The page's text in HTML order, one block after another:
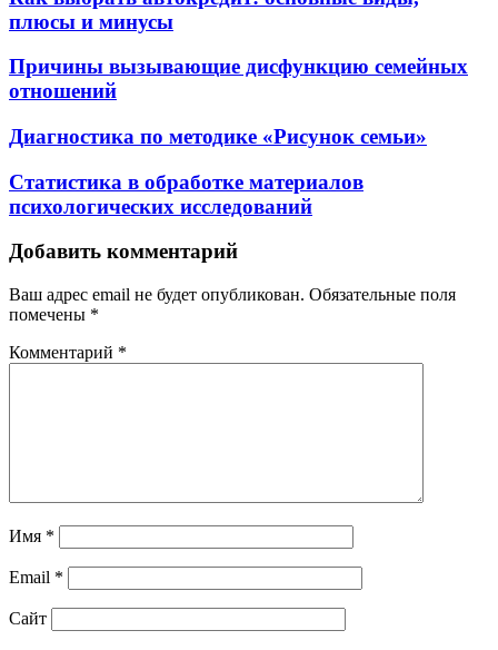
плюсы и минусы
Причины вызывающие дисфункцию семейных
отношений
Диагностика по методике «Рисунок семьи»
Статистика в обработке материалов
психологических исследований
Добавить комментарий
Ваш адрес email не будет опубликован. Обязательные поля
помечены *
Комментарий *
Имя *
Email *
Сайт